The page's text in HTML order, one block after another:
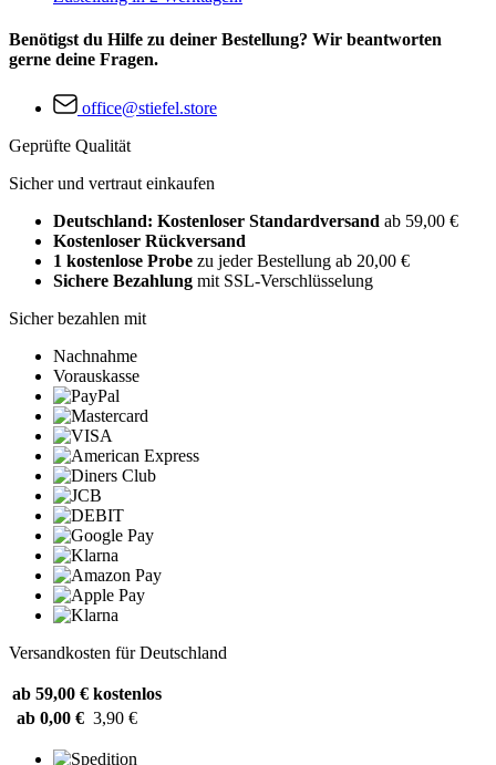
Benötigst du Hilfe zu deiner Bestellung? Wir beantworten
gerne deine Fragen.
office@stiefel.store
Geprüfte Qualität
Sicher und vertraut einkaufen
Deutschland: Kostenloser Standardversand ab 59,00 €
Kostenloser Rückversand
1 kostenlose Probe zu jeder Bestellung ab 20,00 €
Sichere Bezahlung mit SSL-Verschlüsselung
Sicher bezahlen mit
Nachnahme
Vorauskasse
Versandkosten für Deutschland
ab 59,00 € kostenlos
ab 0,00 € 3,90 €